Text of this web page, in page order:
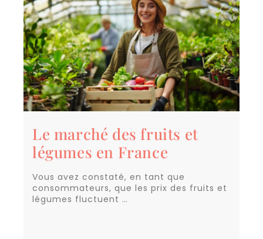
Le marché des fruits et
légumes en France
Vous avez constaté, en tant que
consommateurs, que les prix des fruits et
légumes fluctuent …